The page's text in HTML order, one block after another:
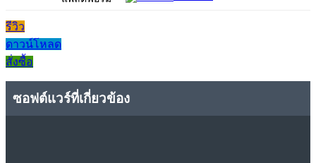
รีวิว
ดาวน์โหลด
สั่งซื้อ
ซอฟต์แวร์ที่เกี่ยวข้อง